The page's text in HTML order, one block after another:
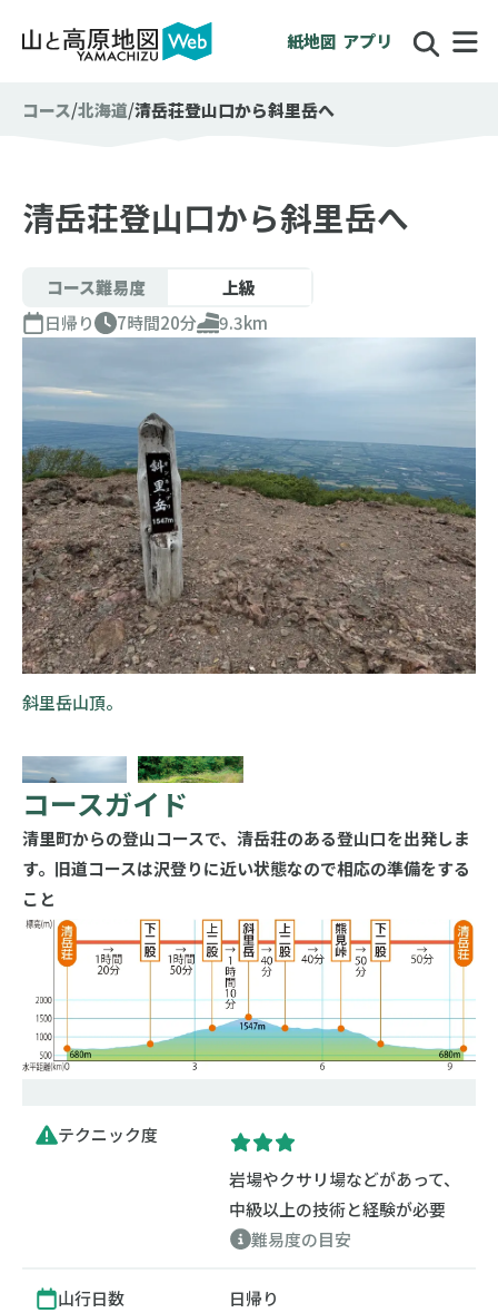
紙地図 アプリ
コース 北海道 清岳荘登山口から斜里岳へ
清岳荘登山口から斜里岳へ
コース難易度
上級
日帰り
7時間20分 9.3km
斜里岳山頂。
コースガイド
清里町からの登山コースで、清岳荘のある登山口を出発しま
す。旧道コースは沢登りに近い状態なので相応の準備をする
こと
テクニック度
岩場やクサリ場などがあって、
中級以上の技術と経験が必要
難易度の目安
山行日数 日帰り